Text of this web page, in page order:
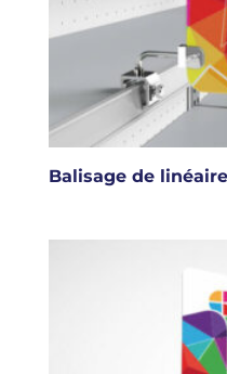
Balisage de linéaire